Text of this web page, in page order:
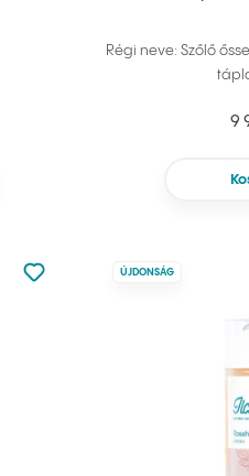
Régi neve: Szőlő
9
Nincsen hozzáadva a
Hozzáadás a kedvencekhez
ÚJDONSÁG